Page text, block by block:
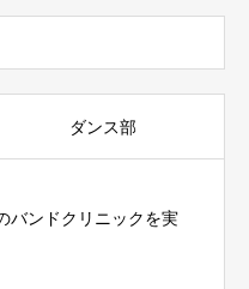
ダンス部
バンドクリニックを実